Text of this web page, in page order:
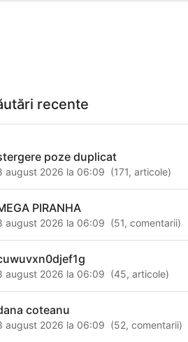
recente
poze duplicat
august 2026 la 06:09 (171,articole)
PIRANHA
august 2026 la 06:09 (51,comentarii)
august 2026 la 06:09 (45,articole)
coteanu
august 2026 la 06:09 (52,comentarii)